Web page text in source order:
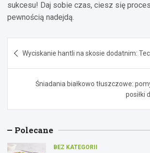
sukcesu! Daj sobie czas, ciesz się
pewnością nadejdą.
wpisu
Wyciskanie hantli na skosie dodatnim:
Śniadania białkowo tłuszczowe:
posiłki
Polecane
BEZ KATEGORII